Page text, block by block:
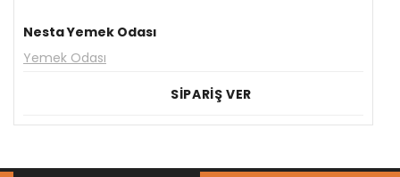
Nesta Yemek Odası
Yemek Odası
SİPARİŞ VER